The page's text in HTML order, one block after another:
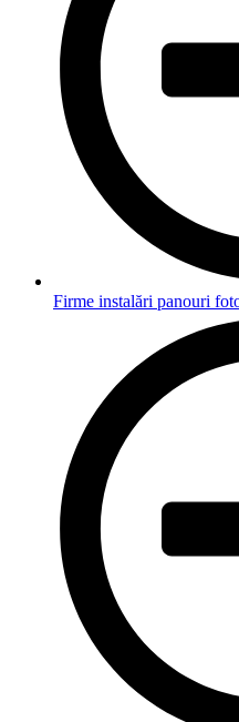
Firme instalări panouri